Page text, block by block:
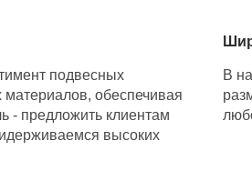
подвесных
материалов, обеспечивая
- предложить клиентам
высоких
В